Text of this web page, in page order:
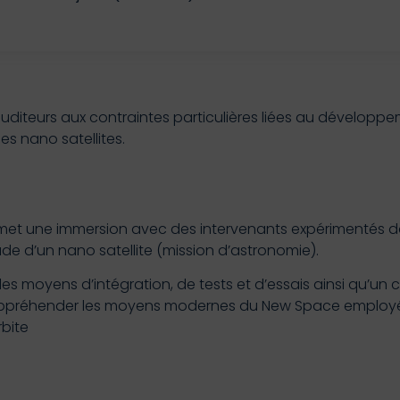
aux contraintes particulières liées au
nano satellites.
une immersion avec des intervenants expérimentés
d’un nano satellite (mission d’astronomie).
moyens d’intégration, de tests et d’essais ainsi
les moyens modernes du New Space